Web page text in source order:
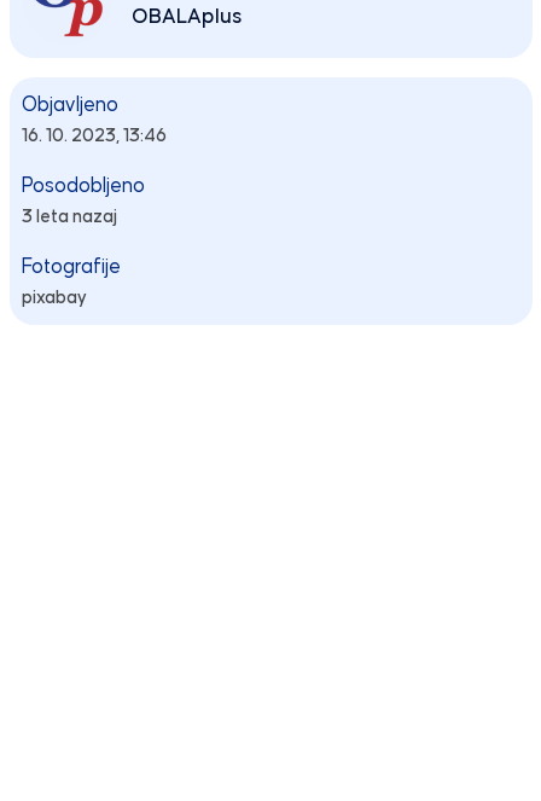
OBALAplus
Objavljeno
16. 10. 2023, 13:46
Posodobljeno
3 leta nazaj
Fotografije
pixabay